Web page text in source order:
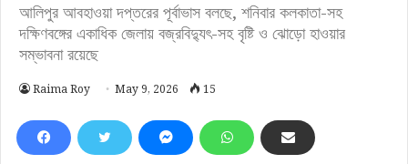
আলিপুর আবহাওয়া দপ্তরের পূর্বাভাস বলছে, শনিবার কলকাতা-সহ
দক্ষিণবঙ্গের একাধিক জেলায় বজ্রবিদ্যুৎ-সহ বৃষ্টি ও ঝোড়ো হাওয়ার
সম্ভাবনা রয়েছে
Raima Roy May 9, 2026 15